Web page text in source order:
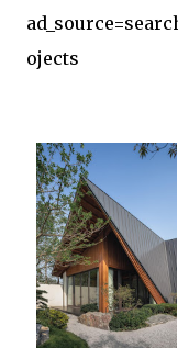
ojects